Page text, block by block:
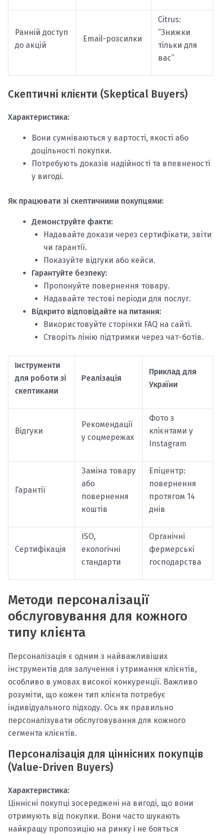
Ранній доступ
до акцій
Email-розсилки
Citrus:
“Знижки
тільки для
вас”
Скептичні клієнти (Skeptical Buyers)
Характеристика:
Вони сумніваються у вартості, якості або
доцільності покупки.
Потребують доказів надійності та впевненості
у вигоді.
Як працювати зі скептичними покупцями:
Демонструйте факти:
Надавайте докази через сертифікати, звіти
чи гарантії.
Показуйте відгуки або кейси.
Гарантуйте безпеку:
Пропонуйте повернення товару.
Надавайте тестові періоди для послуг.
Відкрито відповідайте на питання:
Використовуйте сторінки FAQ на сайті.
Створіть лінію підтримки через чат-ботів.
Інструменти
для роботи зі
скептиками
Реалізація
Приклад для
України
Відгуки
Рекомендації
у соцмережах
Фото з
клієнтами у
Instagram
Гарантії
Заміна товару
або
повернення
коштів
Епіцентр:
повернення
протягом 14
днів
Сертифікація
ISO,
екологічні
стандарти
Органічні
фермерські
господарства
Методи персоналізації
обслуговування для кожного
типу клієнта
Персоналізація є одним з найважливіших
інструментів для залучення і утримання клієнтів,
особливо в умовах високої конкуренції. Важливо
розуміти, що кожен тип клієнта потребує
індивідуального підходу. Ось як правильно
персоналізувати обслуговування для кожного
сегмента клієнтів.
Персоналізація для ціннісних покупців
(Value-Driven Buyers)
Характеристика:
Ціннісні покупці зосереджені на вигоді, що вони
отримують від покупки. Вони часто шукають
найкращу пропозицію на ринку і не бояться